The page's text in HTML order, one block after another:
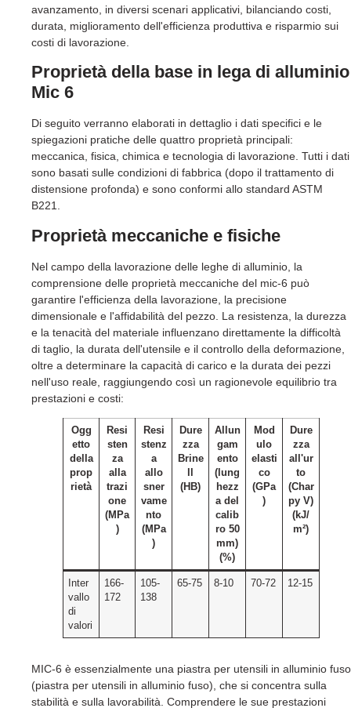
avanzamento, in diversi scenari applicativi, bilanciando costi,
durata, miglioramento dell'efficienza produttiva e risparmio sui
costi di lavorazione.
Proprietà della base in lega di alluminio
Mic 6
Di seguito verranno elaborati in dettaglio i dati specifici e le
spiegazioni pratiche delle quattro proprietà principali:
meccanica, fisica, chimica e tecnologia di lavorazione. Tutti i dati
sono basati sulle condizioni di fabbrica (dopo il trattamento di
distensione profonda) e sono conformi allo standard ASTM
B221.
Proprietà meccaniche e fisiche
Nel campo della lavorazione delle leghe di alluminio, la
comprensione delle proprietà meccaniche del mic-6 può
garantire l'efficienza della lavorazione, la precisione
dimensionale e l'affidabilità del pezzo. La resistenza, la durezza
e la tenacità del materiale influenzano direttamente la difficoltà
di taglio, la durata dell'utensile e il controllo della deformazione,
oltre a determinare la capacità di carico e la durata dei pezzi
nell'uso reale, raggiungendo così un ragionevole equilibrio tra
prestazioni e costi:
Ogg
etto
della
prop
rietà
Resi
sten
za
alla
trazi
one
(MPa
)
Resi
stenz
a
allo
sner
vame
nto
(MPa
)
Dure
zza
Brine
(HB)
Allun
gam
ento
(lung
hezz
a del
calib
ro 50
mm)
(%)
Mod
ulo
elasti
co
(GPa
)
Dure
zza
all'ur
to
(Char
py V)
(kJ/
m²)
Inter
vallo
di
valori
166-
172
105-
138
65-75 8-10 70-72 12-15
MIC-6 è essenzialmente una piastra per utensili in alluminio fuso
(piastra per utensili in alluminio fuso), che si concentra sulla
stabilità e sulla lavorabilità. Comprendere le sue prestazioni